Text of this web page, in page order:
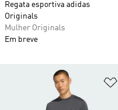
Regata esportiva adidas
Originals
Mulher Originals
Em breve